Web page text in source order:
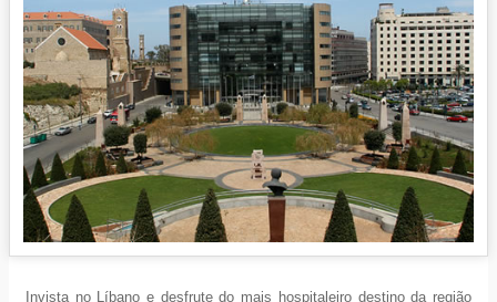
Invista no Líbano e desfrute do mais hospitaleiro destino da região